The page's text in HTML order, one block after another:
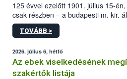
125 évvel ezelőtt 1901. július 15-
csak részben – a budapesti m. kir.
állomás a Kis Rókus utca 15. szám
tervezett új épületébe.
TOVÁBB >
2026. július 6, hétfő
Az ebek viselkedésének
szakértők listája